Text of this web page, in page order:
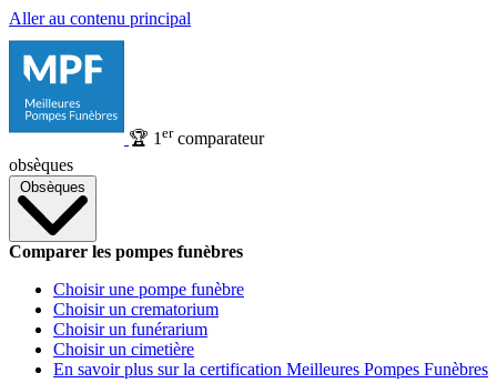
Aller au contenu principal
🏆 1 ercomparateur
obsèques
Obsèques
Comparer les pompes funèbres
Choisir une pompe funèbre
Choisir un crematorium
Choisir un funérarium
Choisir un cimetière
En savoir plus sur la certification Meilleures Pompes Funèbres